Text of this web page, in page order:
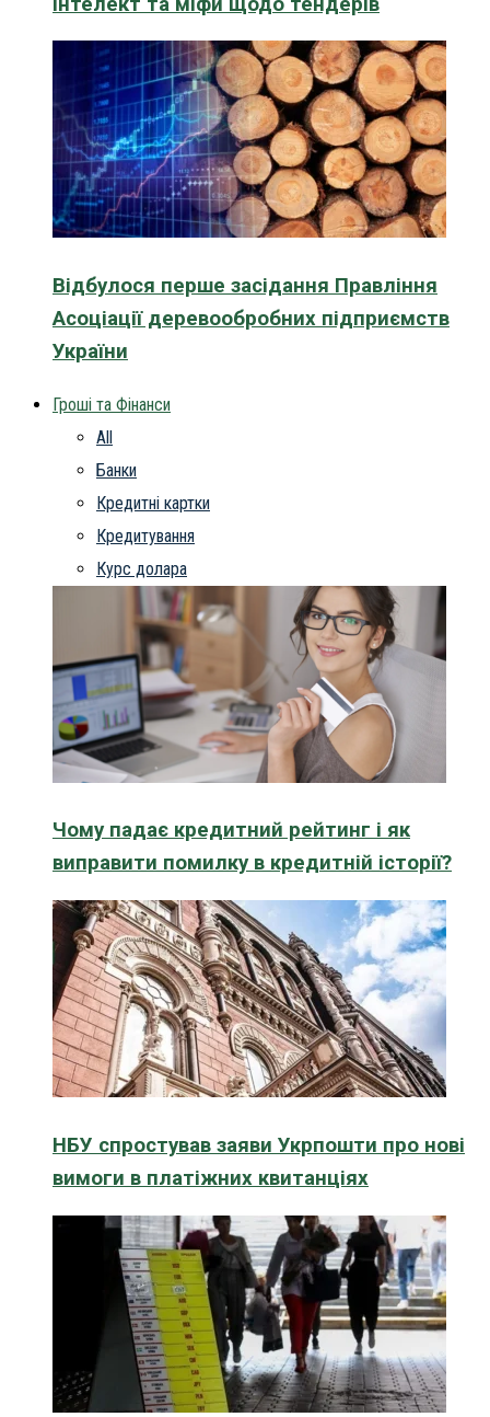
Відбулося перше засідання Правління
Асоціації деревообробних підприємств
України
Гроші та Фінанси
All
Банки
Кредитні картки
Кредитування
Курс долара
Чому падає кредитний рейтинг і як
виправити помилку в кредитній історії?
НБУ спростував заяви Укрпошти про нові
вимоги в платіжних квитанціях